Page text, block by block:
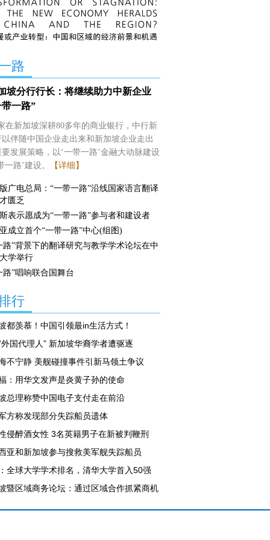
路
坡分行行长：将继续助力中新企业
一路”
在新加坡深耕80多年的商业银行，中行新
伴随中国企业走出来和新加坡企业走出
发展策略，以‘一带一路’金融大动脉建设
一路’建设。
【详细】
广电总局：“一带一路”沿线国家语言翻译
匮乏
表示愿成为“一带一路”参与者和建设者
成立首个“一带一路”中心(组图)
路”背景下的翻译研究与教学学术论坛在中
学举行
路”唱响联合国舞台
行
都羡慕！中国引领最in生活方式！
外国代理人” 新加坡华裔学者遭驱逐
不宁静 美舰碰撞事件引新马领土争议
：用华文发声是炎黄子孙的使命
总理称赞中国电子支付走在前沿
方称发现部分失踪船员遗体
侵醉酒女性 3名英籍男子在新被判鞭刑
亚和新加坡参与搜救美军舰失踪船员
全球大学学术排名，清华大学首入50强
暨区域商务论坛：通过区域合作抓紧商机